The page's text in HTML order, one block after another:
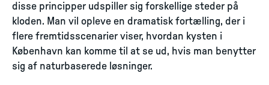
disse principper udspiller sig forskellige steder på
kloden. Man vil opleve en dramatisk fortælling, der i
flere fremtidsscenarier viser, hvordan kysten i
København kan komme til at se ud, hvis man benytter
sig af naturbaserede løsninger.